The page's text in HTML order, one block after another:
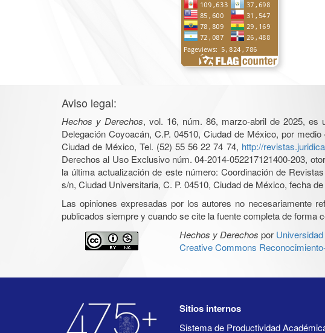
Aviso legal:
Hechos y Derechos, vol. 16, núm. 86, marzo-abril de 2025, es
Delegación Coyoacán, C.P. 04510, Ciudad de México, por
Ciudad de México, Tel. (52) 55 56 22 74 74, http://
Derechos al Uso Exclusivo núm. 04-2014-052217121400-203,
la última actualización de este número: Coordinación de
s/n, Ciudad Universitaria, C. P. 04510, Ciudad de México, fecha
Las opiniones expresadas por los autores no necesariamente
publicados siempre y cuando se cite la fuente completa de
Hechos y Derechos por
Creative Commons
Sitios internos
Sistema de Productividad